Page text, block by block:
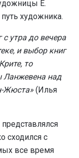
Е.
художника.
утра до вечера
и выбор книг
то
Ланжевена над
Жюста» (Илья
сходился с
все время